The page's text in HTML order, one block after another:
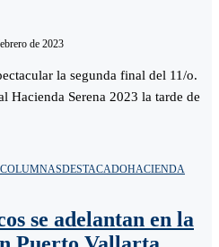
de 2023
la segunda final del 11/o.
Hacienda Serena 2023 la tarde de
COLUMNASDESTACADOHACIENDA
se adelantan en la